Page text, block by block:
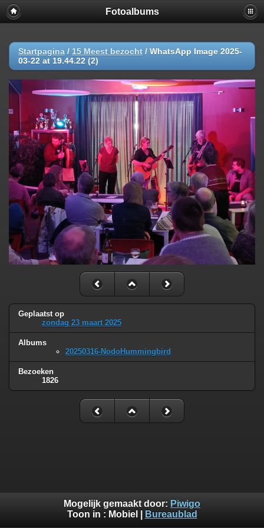
Fotoalbums
Startpagina / 15 Meest bezocht / WhatsApp Image 2025-
03-22 at 19.44.22 (2)
Geplaatst op
zondag 23 maart 2025
Albums
20250316-NodoHummingbird
Bezoeken
1826
Mogelijk gemaakt door: Piwigo
Toon in : Mobiel Bureaublad